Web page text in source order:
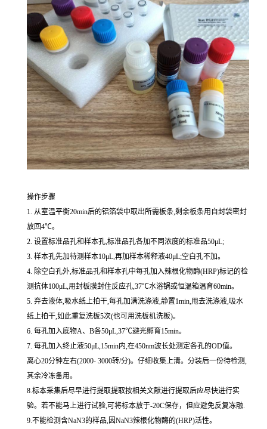
操作步骤
1. 从室温平衡20min后的铝箔袋中取出所需板条,剩余板条用自封袋密封
放回4℃。
2. 设置标准品孔和样本孔,标准品孔各加不同浓度的标准品50μL;
3. 样本孔先加待测样本10μL,再加样本稀释液40μL;空白孔不加。
4. 除空白孔外,标准品孔和样本孔中每孔加入辣根化物酶(HRP)标记的检
测抗体100μL,用封板膜封住反应孔,37℃水浴锅或恒温箱温育60min。
5. 弃去液体,吸水纸上拍干,每孔加满洗涤液,静置1min,甩去洗涤液,吸水
纸上拍干,如此重复洗板5次(也可用洗板机洗板)。
6. 每孔加入底物A、B各50μL,37℃避光孵育15min。
7. 每孔加入终止液50μL,15min内,在450nm波长处测定各孔的OD值。
离心20分钟左右(2000- 3000转/分)。仔细收集上清。分装后一份待检测,
其余冷冻备用。
8.标本采集后尽早进行提取提取按相关文献进行提取后应尽快进行实
验。若不能马上进行试验,可将标本放于-20C保存，但应避免反复冻融.
9.不能检测含NaN3的样品,因NaN3辣根化物酶的(HRP)活性。